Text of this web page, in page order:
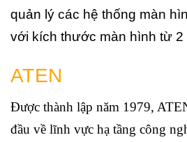
quản lý các hệ thống màn
với kích thước màn hình từ 2
ATEN
Được thành lập năm 1979,
đầu về lĩnh vực hạ tầng công